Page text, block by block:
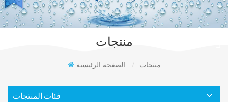
منتجات
الصفحة الرئيسية / منتجات
فئات المنتجات